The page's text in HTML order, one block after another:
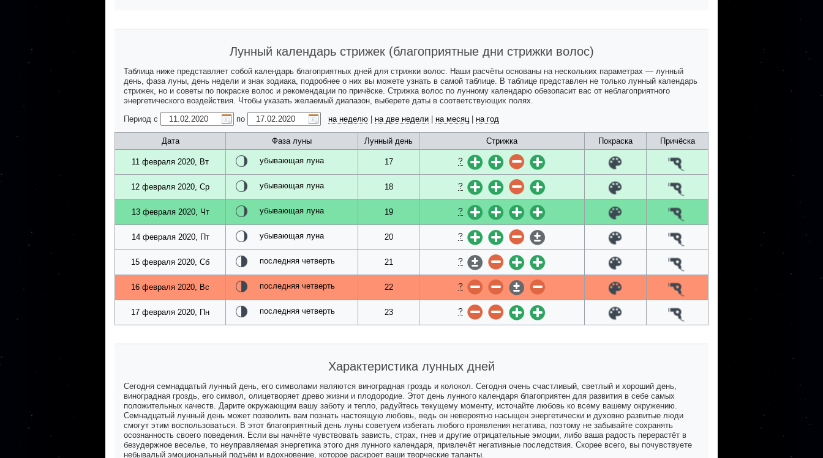
Лунный календарь стрижек (благоприятные дни стрижки волос)
Таблица ниже представляет собой календарь благоприятных дней для стрижки волос. Наши расчёты основаны на нескольких параметрах — лунный
день, фаза луны, день недели и знак зодиака, подробнее о них вы можете узнать в самой таблице. В таблице представлен не только лунный календарь
стрижек, но и советы по покраске волос и рекомендации по причёске. Стрижка волос по лунному календарю обезопасит вас от неблагоприятного
энергетического воздействия. Чтобы указать желаемый диапазон, выберете даты в соответствующих полях.
Период с
по на неделю на две недели на месяц| на год
Дата Фаза луны Лунный день Стрижка Покраска Причёска
11 февраля 2020, Вт убывающая луна 17 ?
12 февраля 2020, Ср убывающая луна 18 ?
13 февраля 2020, Чт убывающая луна 19 ?
14 февраля 2020, Пт убывающая луна 20 ?
15 февраля 2020, Сб последняя четверть 21 ?
16 февраля 2020, Вс последняя четверть 22 ?
17 февраля 2020, Пн последняя четверть 23 ?
Характеристика лунных дней
Сегодня семнадцатый лунный день, его символами являются виноградная гроздь и колокол. Сегодня очень счастливый, светлый и хороший день,
виноградная гроздь, его символ, олицетворяет древо жизни и плодородие. Этот день лунного календаря благоприятен для развития в себе самых
положительных качеств. Дарите окружающим вашу заботу и тепло, радуйтесь текущему моменту, источайте любовь ко всему вашему окружению.
Семнадцатый лунный день может позволить вам познать настоящую любовь, ведь он невероятно насыщен энергетически и духовно развитые люди
смогут этим воспользоваться. В этот благоприятный день луны советуем избегать любого проявления негатива, поэтому не забывайте сохранять
осознанность своего поведения. Если вы начнёте чувствовать зависть, страх, гнев и другие отрицательные эмоции, либо ваша радость перерастёт в
безудержное веселье, то неуправляемая энергетика этого дня лунного календаря, привлечёт негативные последствия. Скорее всего, вы почувствуете
небывалый эмоциональный подъём и вдохновение, которое раскроет ваши творческие таланты.